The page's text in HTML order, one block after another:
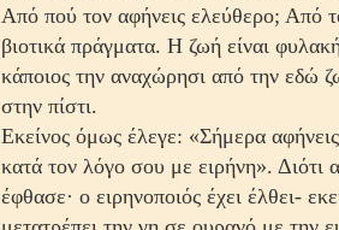
Από πού τον αφήνεις ελεύθερο; Από
βιοτικά πράγματα. Η ζωή είναι
κάποιος την αναχώρησι από την εδώ
στην πίστι.
Εκείνος όμως έλεγε: «Σήμερα
κατά τον λόγο σου με ειρήνη». Διότι
έφθασε· ο ειρηνοποιός έχει έλθει-